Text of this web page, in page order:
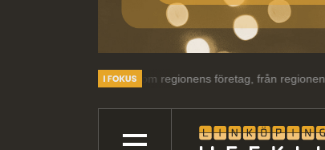
läsning om regionens företag, från regionens företag.